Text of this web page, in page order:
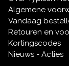
Algemene
Vandaag
Retouren en
Kortingscodes
Nieuws - Acties